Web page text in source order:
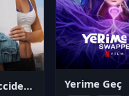
Socias por accidente Yerime Geç